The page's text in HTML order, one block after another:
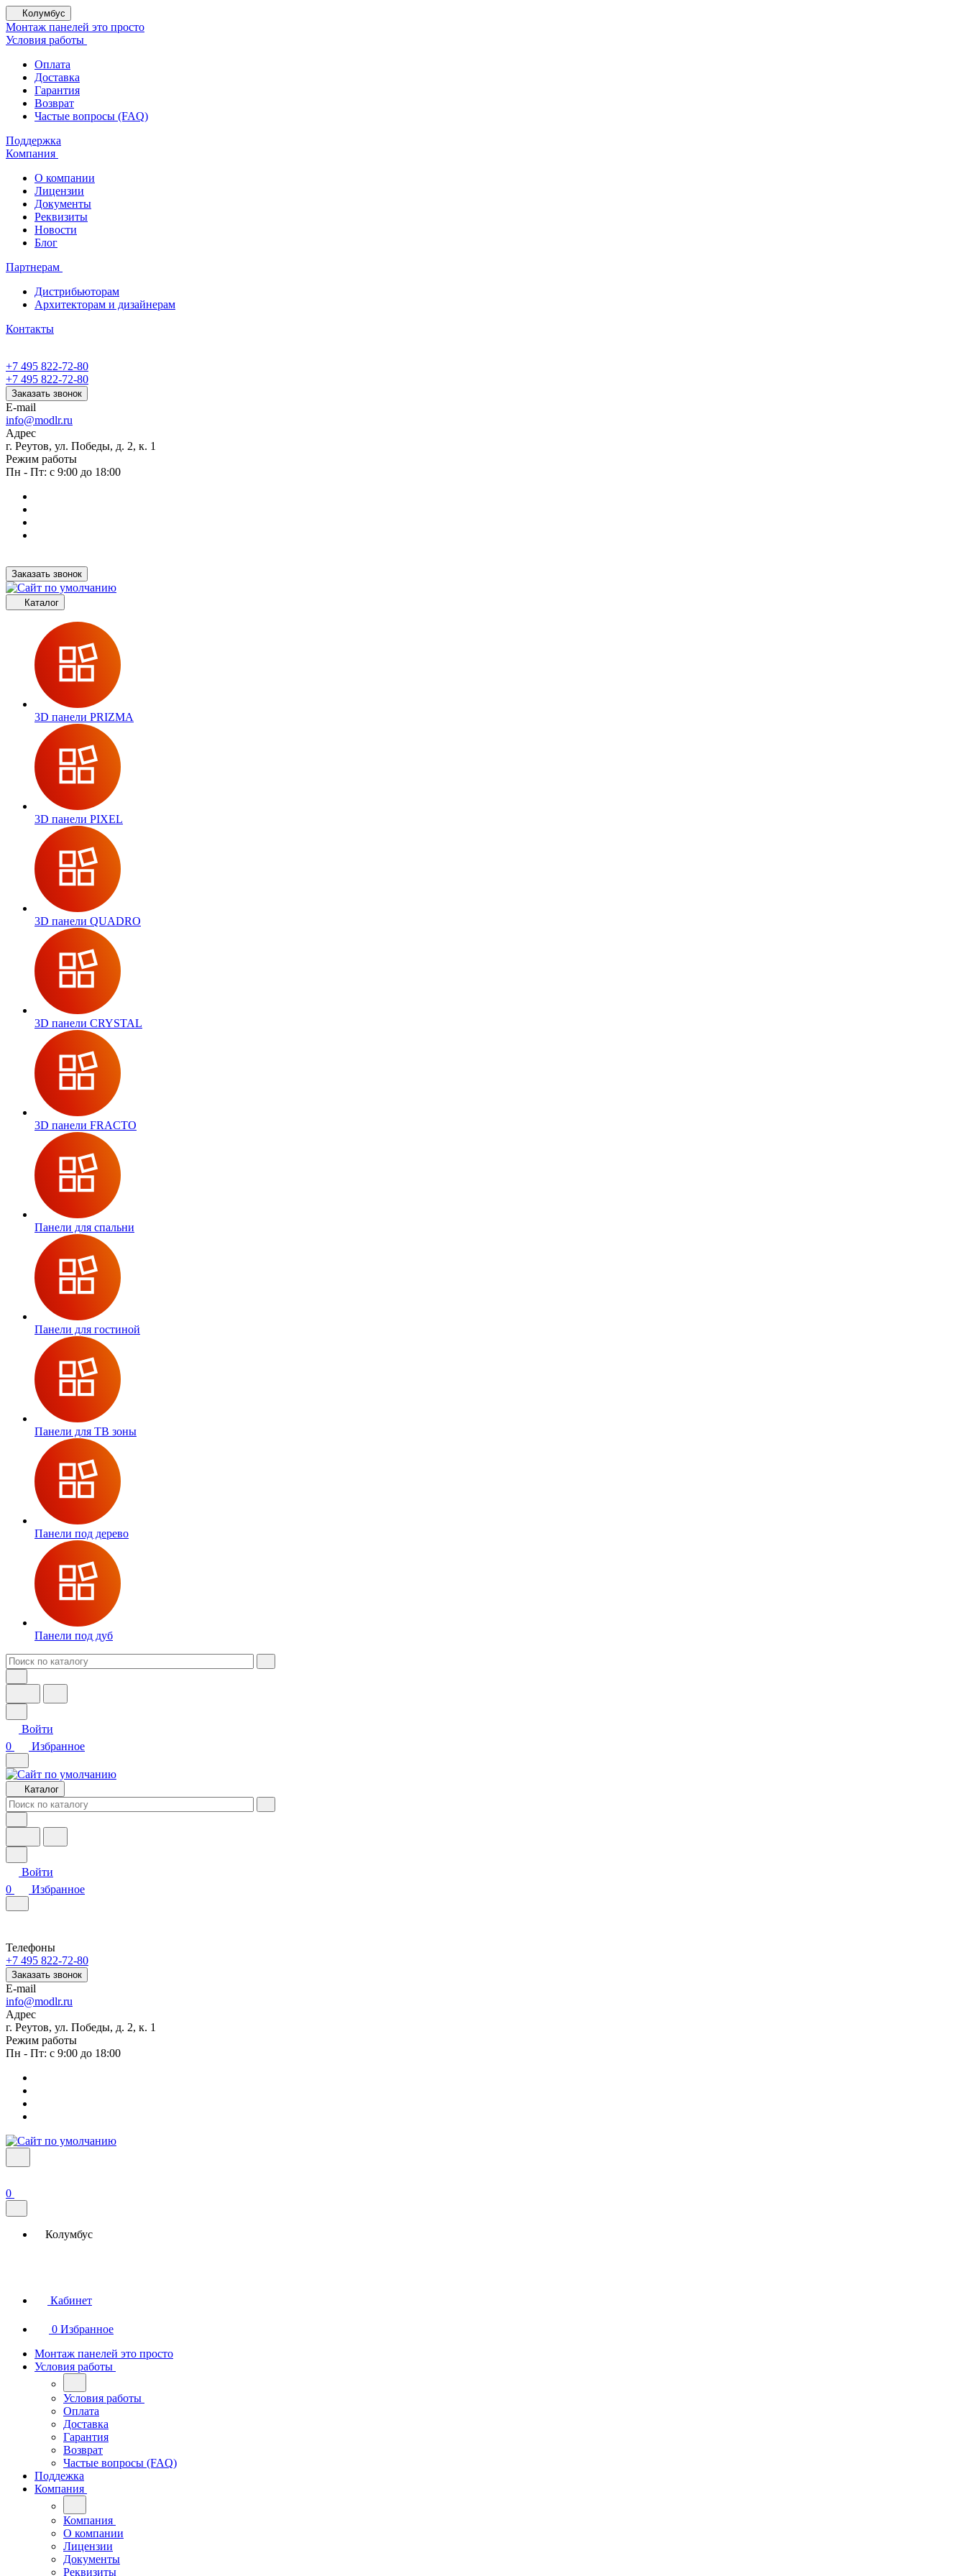
Колумбус
Монтаж панелей это просто
Условия работы
Оплата
Доставка
Гарантия
Возврат
Частые вопросы (FAQ)
Поддержка
Компания
О компании
Лицензии
Документы
Реквизиты
Новости
Блог
Партнерам
Дистрибьюторам
Архитекторам и дизайнерам
Контакты
+7 495 822-72-80
+7 495 822-72-80
Заказать звонок
E-mail
info@modlr.ru
Адрес
г. Реутов, ул. Победы, д. 2, к. 1
Режим работы
Пн - Пт: с 9:00 до 18:00
Заказать звонок
Каталог
3D панели PRIZMA
3D панели PIXEL
3D панели QUADRO
3D панели CRYSTAL
3D панели FRACTO
Панели для спальни
Панели для гостиной
Панели для ТВ зоны
Панели под дерево
Панели под дуб
Войти
0
Избранное
Каталог
Войти
0
Избранное
Телефоны
+7 495 822-72-80
Заказать звонок
E-mail
info@modlr.ru
Адрес
г. Реутов, ул. Победы, д. 2, к. 1
Режим работы
Пн - Пт: с 9:00 до 18:00
0
Колумбус
Кабинет
0 Избранное
Монтаж панелей это просто
Условия работы
Условия работы
Оплата
Доставка
Гарантия
Возврат
Частые вопросы (FAQ)
Поддежка
Компания
Компания
О компании
Лицензии
Документы
Реквизиты